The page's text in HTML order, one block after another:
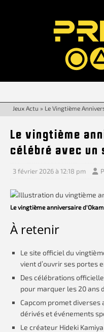
Jeux Actu » Le Vingtième
Le vingtième
célébré avec un
3 février 2026 à 12:18 pm
Le vingtième anniversaire
À retenir
Le site officiel du
vient d’ouvrir ses portes
Des célébrations
pour marquer les 20 ans
Capcom promet
dérivés et événements
Le créateur Hideki